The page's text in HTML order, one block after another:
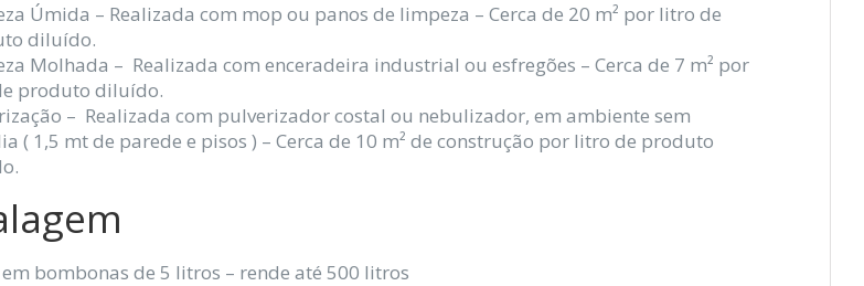
Úmida – Realizada com mop ou panos de limpeza – Cerca de 20 m² por litro de
diluído.
Molhada – Realizada com enceradeira industrial ou esfregões – Cerca de 7 m² por
produto diluído.
– Realizada com pulverizador costal ou nebulizador, em ambiente sem
( 1,5 mt de parede e pisos ) – Cerca de 10 m² de construção por litro de produto
bombonas de 5 litros – rende até 500 litros